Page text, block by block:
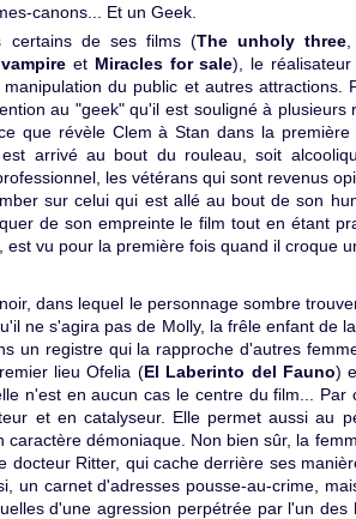
canons... Et un Geek.
certains de ses films (The unholy three
et Miracles for sale), le
du public et autres attractions.
au "geek" qu'il est souligné à plusieurs
que révèle Clem à Stan dans la
arrivé au bout du rouleau, soit
les vétérans qui sont revenus
sur celui qui est allé au bout de son
de son empreinte le film tout en étant
vu pour la première fois quand il croque
dans lequel le personnage sombre
ne s'agira pas de Molly, la frêle enfant de
un registre qui la rapproche d'autres
lieu Ofelia (El Laberinto del Fauno)
n'est en aucun cas le centre du film... Par
et en catalyseur. Elle permet aussi au
caractère démoniaque. Non bien sûr, la
docteur Ritter, qui cache derrière ses
un carnet d'adresses pousse-au-crime,
d'une agression perpétrée par l'un des